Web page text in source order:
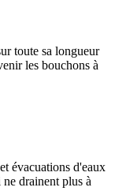
toute sa longueur
les bouchons à
évacuations d'eaux
drainent plus à